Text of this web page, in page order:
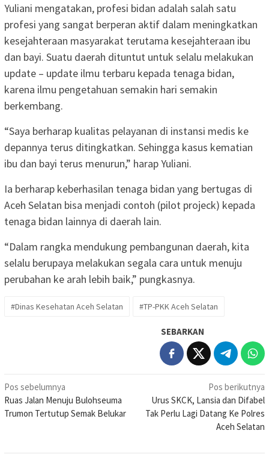
Yuliani mengatakan, profesi bidan adalah salah satu
profesi yang sangat berperan aktif dalam meningkatkan
kesejahteraan masyarakat terutama kesejahteraan ibu
dan bayi. Suatu daerah dituntut untuk selalu melakukan
update – update ilmu terbaru kepada tenaga bidan,
karena ilmu pengetahuan semakin hari semakin
berkembang.
“Saya berharap kualitas pelayanan di instansi medis ke
depannya terus ditingkatkan. Sehingga kasus kematian
ibu dan bayi terus menurun,” harap Yuliani.
Ia berharap keberhasilan tenaga bidan yang bertugas di
Aceh Selatan bisa menjadi contoh (pilot projeck) kepada
tenaga bidan lainnya di daerah lain.
“Dalam rangka mendukung pembangunan daerah, kita
selalu berupaya melakukan segala cara untuk menuju
perubahan ke arah lebih baik,” pungkasnya.
#Dinas Kesehatan Aceh Selatan #TP-PKK Aceh Selatan
SEBARKAN
Navigasi
pos
Pos sebelumnya
Ruas Jalan Menuju Bulohseuma
Trumon Tertutup Semak Belukar
Pos berikutnya
Urus SKCK, Lansia dan Difabel
Tak Perlu Lagi Datang Ke Polres
Aceh Selatan